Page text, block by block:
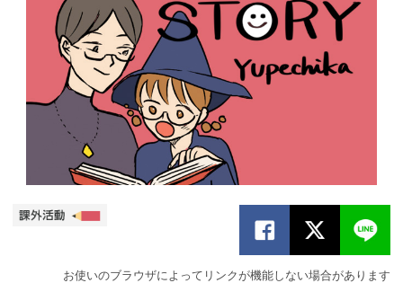
お使いのブラウザによってリンクが機能しない場合があります